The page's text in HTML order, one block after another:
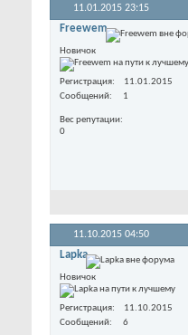
11.01.2015 23:15
Freewem
Новичок
Регистрация
11.01.2015
Сообщений
1
Вес репутации
0
11.10.2015 04:50
Lapka
Новичок
Регистрация
11.10.2015
Сообщений
6